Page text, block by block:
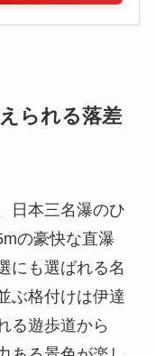
られる落差
日本三名瀑のひ
の豪快な直瀑
にも選ばれる名
ぶ格付けは伊達
る遊歩道から